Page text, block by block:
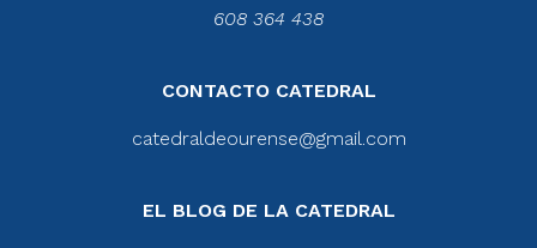
608 364 438
CONTACTO CATEDRAL
catedraldeourense@gmail.com
EL BLOG DE LA CATEDRAL